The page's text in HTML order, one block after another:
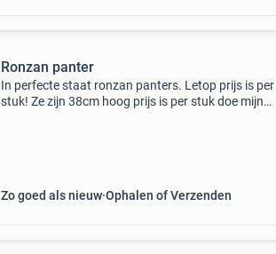
Ronzan panter
In perfecte staat ronzan panters. Letop prijs is per
stuk! Ze zijn 38cm hoog prijs is per stuk doe mijn
Zo goed als nieuw Ophalen of Verzenden